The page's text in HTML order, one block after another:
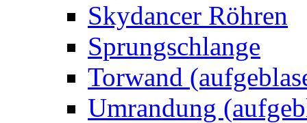
Skydancer Röhren
Sprungschlange
Torwand
Umrandung